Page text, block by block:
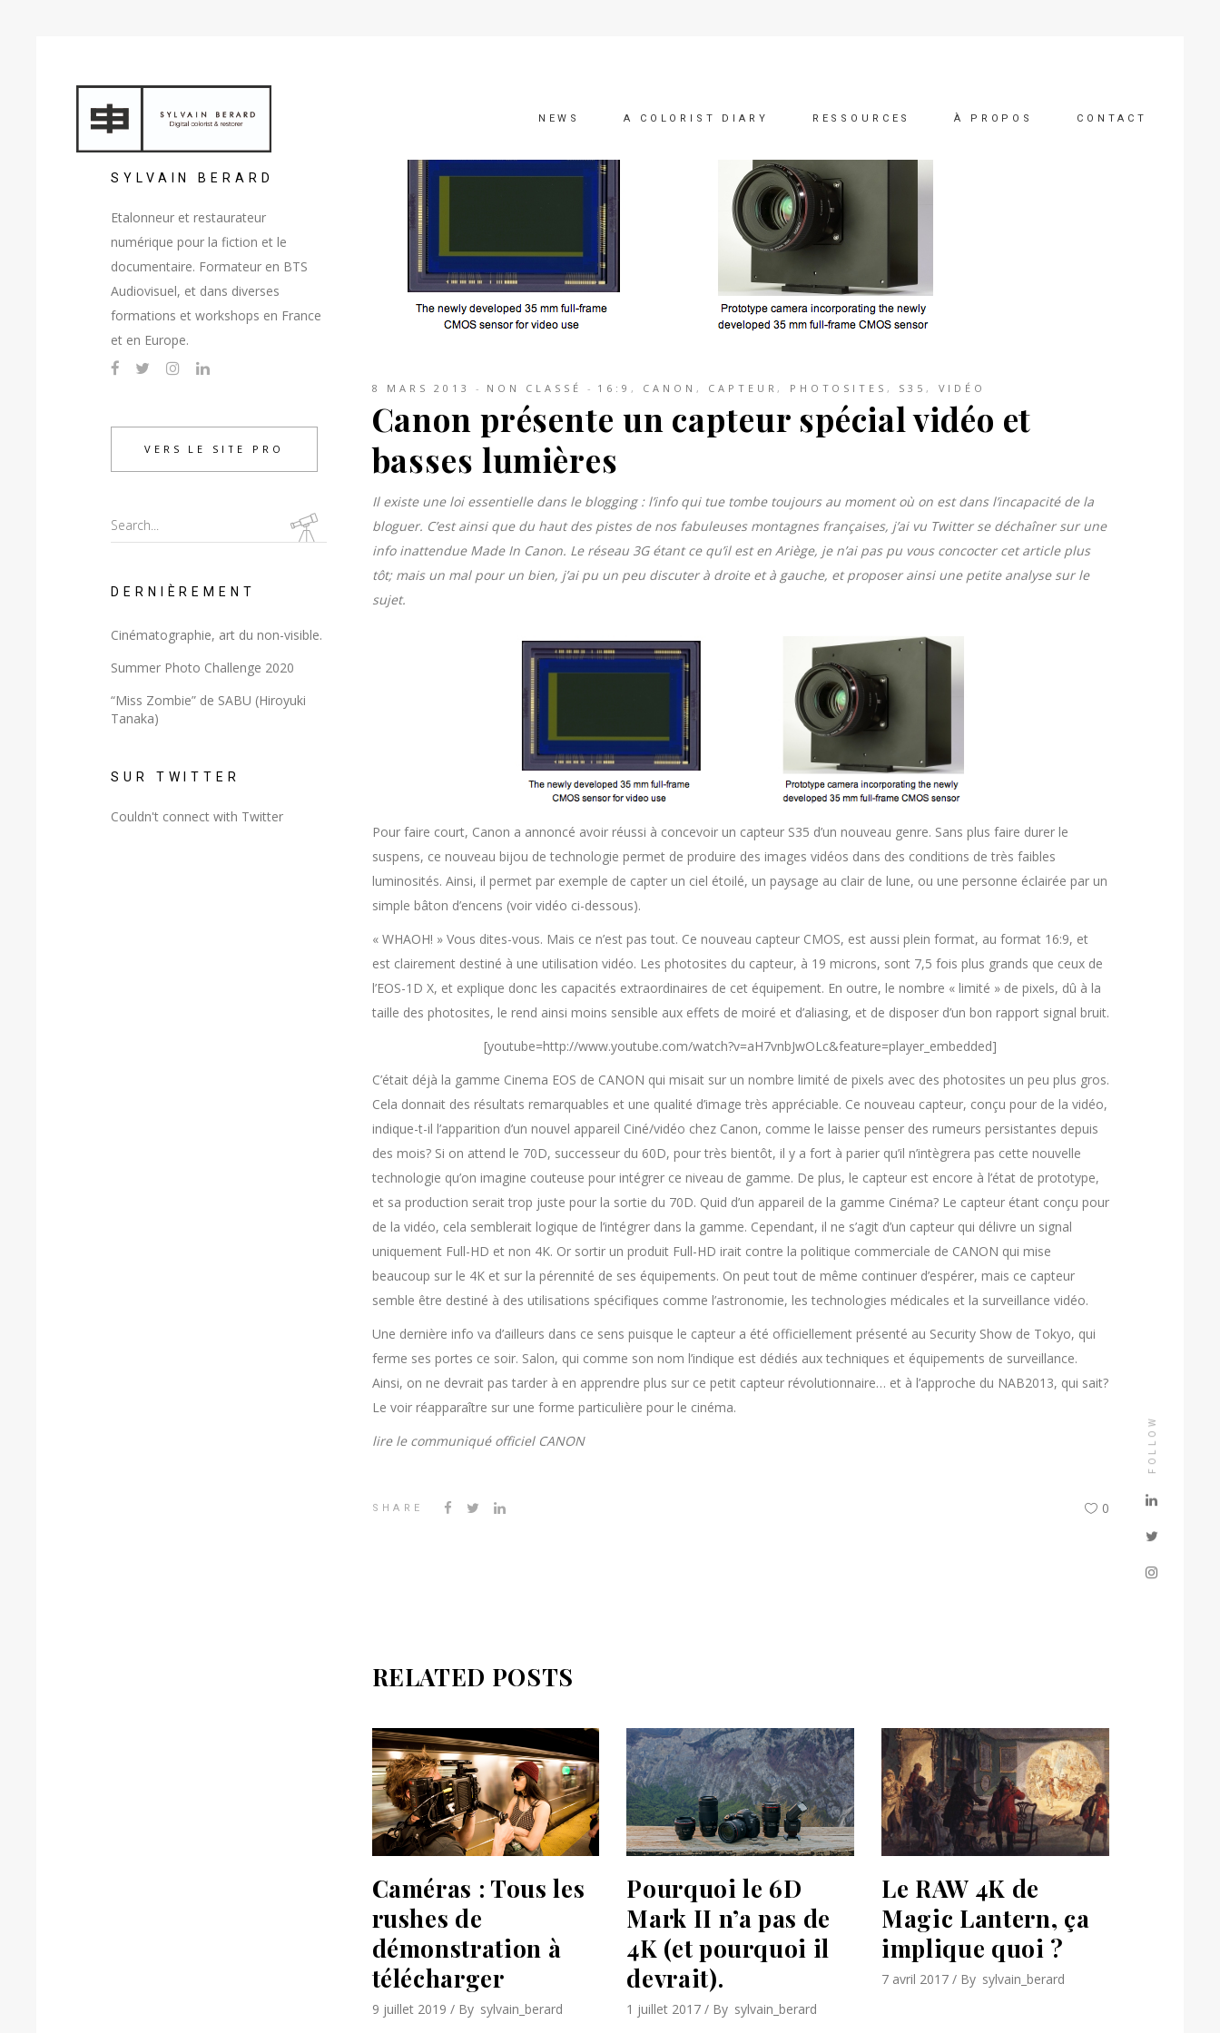
NEWS A COLORIST DIARY RESSOURCES À PROPOS CONTACT
FOLLOW
8 MARS 2013 NON CLASSÉ 16:9 , CANON , CAPTEUR , PHOTOSITES , S35 , VIDÉO
Canon présente un capteur spécial vidéo et
basses lumières
Il existe une loi essentielle dans le blogging : l’info qui tue tombe toujours au moment où on est dans l’incapacité de la
bloguer. C’est ainsi que du haut des pistes de nos fabuleuses montagnes françaises, j’ai vu Twitter se déchaîner sur une
info inattendue Made In Canon. Le réseau 3G étant ce qu’il est en Ariège, je n’ai pas pu vous concocter cet article plus
tôt; mais un mal pour un bien, j’ai pu un peu discuter à droite et à gauche, et proposer ainsi une petite analyse sur le
sujet.
Pour faire court, Canon a annoncé avoir réussi à concevoir un capteur S35 d’un nouveau genre. Sans plus faire durer le
suspens, ce nouveau bijou de technologie permet de produire des images vidéos dans des conditions de très faibles
luminosités. Ainsi, il permet par exemple de capter un ciel étoilé, un paysage au clair de lune, ou une personne éclairée par un
simple bâton d’encens (voir vidéo ci-dessous).
« WHAOH! » Vous dites-vous. Mais ce n’est pas tout. Ce nouveau capteur CMOS, est aussi plein format, au format 16:9, et
est clairement destiné à une utilisation vidéo. Les photosites du capteur, à 19 microns, sont 7,5 fois plus grands que ceux de
l’EOS-1D X, et explique donc les capacités extraordinaires de cet équipement. En outre, le nombre « limité » de pixels, dû à la
taille des photosites, le rend ainsi moins sensible aux effets de moiré et d’aliasing, et de disposer d’un bon rapport signal bruit.
[youtube=http://www.youtube.com/watch?v=aH7vnbJwOLc&feature=player_embedded]
C’était déjà la gamme Cinema EOS de CANON qui misait sur un nombre limité de pixels avec des photosites un peu plus gros.
Cela donnait des résultats remarquables et une qualité d’image très appréciable. Ce nouveau capteur, conçu pour de la vidéo,
indique-t-il l’apparition d’un nouvel appareil Ciné/vidéo chez Canon, comme le laisse penser des rumeurs persistantes depuis
des mois? Si on attend le 70D, successeur du 60D, pour très bientôt, il y a fort à parier qu’il n’intègrera pas cette nouvelle
technologie qu’on imagine couteuse pour intégrer ce niveau de gamme. De plus, le capteur est encore à l’état de prototype,
et sa production serait trop juste pour la sortie du 70D. Quid d’un appareil de la gamme Cinéma? Le capteur étant conçu pour
de la vidéo, cela semblerait logique de l’intégrer dans la gamme. Cependant, il ne s’agit d’un capteur qui délivre un signal
uniquement Full-HD et non 4K. Or sortir un produit Full-HD irait contre la politique commerciale de CANON qui mise
beaucoup sur le 4K et sur la pérennité de ses équipements. On peut tout de même continuer d’espérer, mais ce capteur
semble être destiné à des utilisations spécifiques comme l’astronomie, les technologies médicales et la surveillance vidéo.
Une dernière info va d’ailleurs dans ce sens puisque le capteur a été officiellement présenté au Security Show de Tokyo, qui
ferme ses portes ce soir. Salon, qui comme son nom l’indique est dédiés aux techniques et équipements de surveillance.
Ainsi, on ne devrait pas tarder à en apprendre plus sur ce petit capteur révolutionnaire… et à l’approche du NAB2013, qui sait?
Le voir réapparaître sur une forme particulière pour le cinéma.
lire le communiqué officiel CANON
SHARE 0
RELATED POSTS
Caméras : Tous les
rushes de
démonstration à
télécharger
9 juillet 2019 By sylvain_berard
Pourquoi le 6D
Mark II n’a pas de
4K (et pourquoi il
devrait).
1 juillet 2017 By sylvain_berard
Le RAW 4K de
Magic Lantern, ça
implique quoi ?
7 avril 2017 By sylvain_berard
SYLVAIN BERARD
Etalonneur et restaurateur
numérique pour la fiction et le
documentaire. Formateur en BTS
Audiovisuel, et dans diverses
formations et workshops en France
et en Europe.
VERS LE SITE PRO
Search
for:
DERNIÈREMENT
Cinématographie, art du non-visible.
Summer Photo Challenge 2020
“Miss Zombie” de SABU (Hiroyuki
Tanaka)
SUR TWITTER
Couldn't connect with Twitter